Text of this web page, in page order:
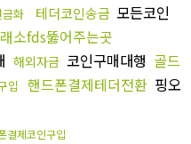
화 테더코인송금 모든코인
소fds뚫어주는곳
해외자금 코인구매대행 골드
입 핸드폰결제테더전환 핑오
결제코인구입